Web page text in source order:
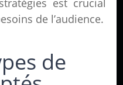
est crucial
de l’audience.
de